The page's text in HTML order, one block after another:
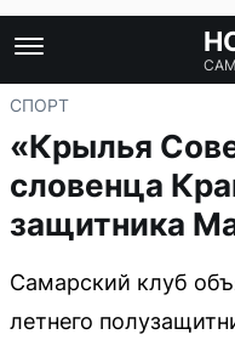
СПОРТ
«Крылья
словенца
защитника
Самарский клуб
летнего